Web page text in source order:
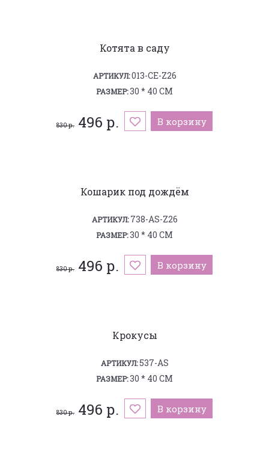
Котята в саду
АРТИКУЛ:013-CE-Z26
РАЗМЕР:30 * 40 СМ
830 р. 496 р. В корзину
Кошарик под дождём
АРТИКУЛ:738-AS-Z26
РАЗМЕР:30 * 40 СМ
830 р. 496 р. В корзину
Крокусы
АРТИКУЛ:537-AS
РАЗМЕР:30 * 40 СМ
830 р. 496 р. В корзину